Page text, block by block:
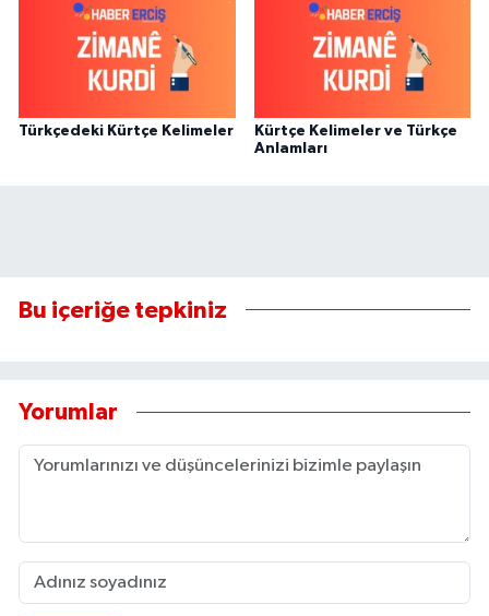
Türkçedeki Kürtçe Kelimeler
Kürtçe Kelimeler ve Türkçe
Anlamları
Bu içeriğe tepkiniz
Yorumlar